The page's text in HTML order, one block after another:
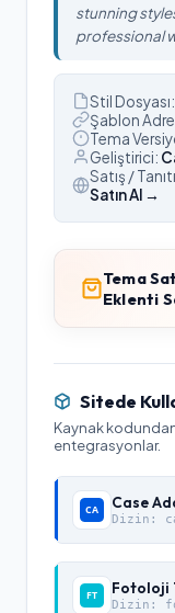
stunning
professional
Stil Dosyası:
Şablon
Tema
Geliştirici:
Satış /
Satın Al →
Tema
Eklenti
Sitede
Kaynak
entegrasyonlar.
Case
Dizin:
Fotoloji
Dizin: